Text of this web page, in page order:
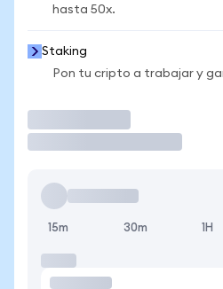
hasta 50x.
Staking
Pon tu cripto a trabajar y
15m 30m 1H